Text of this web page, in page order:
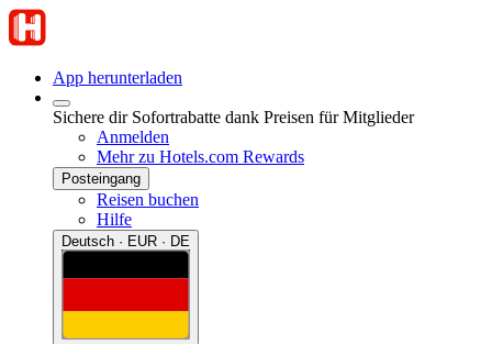
App herunterladen
Sichere dir Sofortrabatte dank Preisen für Mitglieder
Anmelden
Mehr zu Hotels.com Rewards
Posteingang
Reisen buchen
Hilfe
Deutsch · EUR · DE